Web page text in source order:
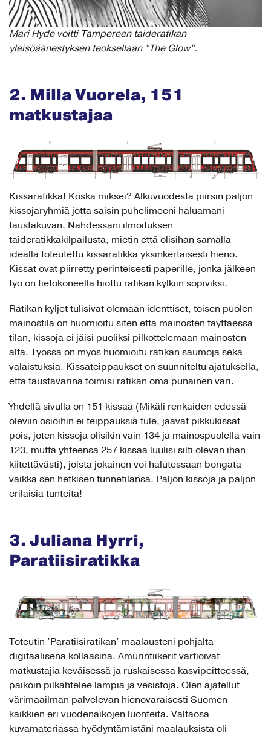
Mari Hyde voitti Tampereen taideratikan
yleisöäänestyksen teoksellaan ”The Glow”.
2. Milla Vuorela, 151
matkustajaa
Kissaratikka! Koska miksei? Alkuvuodesta piirsin paljon
kissojaryhmiä jotta saisin puhelimeeni haluamani
taustakuvan. Nähdessäni ilmoituksen
taideratikkakilpailusta, mietin että olisihan samalla
idealla toteutettu kissaratikka yksinkertaisesti hieno.
Kissat ovat piirretty perinteisesti paperille, jonka jälkeen
työ on tietokoneella hiottu ratikan kylkiin sopiviksi.
Ratikan kyljet tulisivat olemaan identtiset, toisen puolen
mainostila on huomioitu siten että mainosten täyttäessä
tilan, kissoja ei jäisi puoliksi pilkottelemaan mainosten
alta. Työssä on myös huomioitu ratikan saumoja sekä
valaistuksia. Kissateippaukset on suunniteltu ajatuksella,
että taustavärinä toimisi ratikan oma punainen väri.
Yhdellä sivulla on 151 kissaa (Mikäli renkaiden edessä
oleviin osioihin ei teippauksia tule, jäävät pikkukissat
pois, joten kissoja olisikin vain 134 ja mainospuolella vain
123, mutta yhteensä 257 kissaa luulisi silti olevan ihan
kiitettävästi), joista jokainen voi halutessaan bongata
vaikka sen hetkisen tunnetilansa. Paljon kissoja ja paljon
erilaisia tunteita!
3. Juliana Hyrri,
Paratiisiratikka
Toteutin ’Paratiisiratikan’ maalausteni pohjalta
digitaalisena kollaasina. Amurintiikerit vartioivat
matkustajia keväisessä ja ruskaisessa kasvipeitteessä,
paikoin pilkahtelee lampia ja vesistöjä. Olen ajatellut
värimaailman palvelevan hienovaraisesti Suomen
kaikkien eri vuodenaikojen luonteita. Valtaosa
kuvamateriassa hyödyntämistäni maalauksista oli